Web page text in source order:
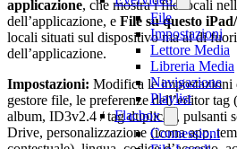
File
Impostazioni
Lettore Media
Libreria Media
Navigazione
Playlist
Flacbox
Connessioni
applicazione, che mostra i file locali
dell’applicazione, e File su questo
locali situati sul dispositivo ma al di
dell’applicazione.
Impostazioni: Modifica le impostazioni
gestore file, le preferenze dell’editor
album, ID3v2.4 / tag duplicati, pulsanti
Drive, personalizzazione (icona app,